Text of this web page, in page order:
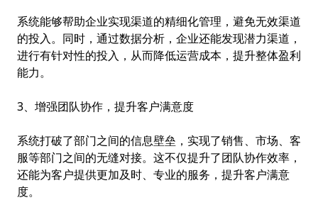
系统能够帮助企业实现渠道的精细化管理，避免无效渠道
的投入。同时，通过数据分析，企业还能发现潜力渠道，
进行有针对性的投入，从而降低运营成本，提升整体盈利
能力。
3、增强团队协作，提升客户满意度
系统打破了部门之间的信息壁垒，实现了销售、市场、客
服等部门之间的无缝对接。这不仅提升了团队协作效率，
还能为客户提供更加及时、专业的服务，提升客户满意
度。